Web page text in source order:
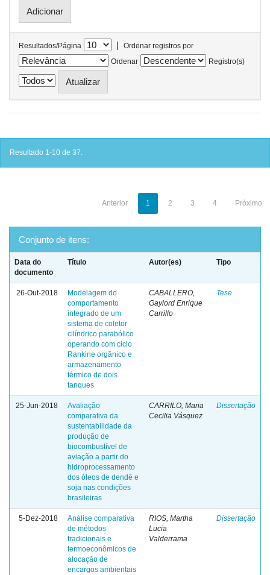
Resultados/Página |
Ordenar registros por
Ordenar
Registro(s)
Resultado 1-10 de 37.
Anterior 1 2 3 4 Próximo
Conjunto de itens:
Data do
documento
Título Autor(es) Tipo
26-Out-2018
Modelagem do
comportamento
integrado de um
sistema de coletor
cilíndrico parabólico
operando com ciclo
Rankine orgânico e
armazenamento
térmico de dois
tanques
CABALLERO,
Gaylord Enrique
Carrillo
Tese
25-Jun-2018
Avaliação
comparativa da
sustentabilidade da
produção de
biocombustível de
aviação a partir do
hidroprocessamento
dos óleos de dendê e
soja nas condições
brasileiras
CARRILO, Maria
Cecilia Vásquez
Dissertação
5-Dez-2018
Análise comparativa
de métodos
tradicionais e
termoeconômicos de
alocação de
encargos ambientais
RIOS, Martha
Lucia
Valderrama
Dissertação